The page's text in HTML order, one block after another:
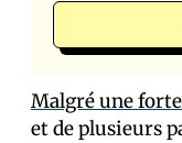
Malgré une
et de plusieurs